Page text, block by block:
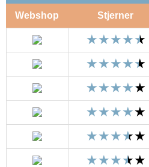
Webshop Stjerner